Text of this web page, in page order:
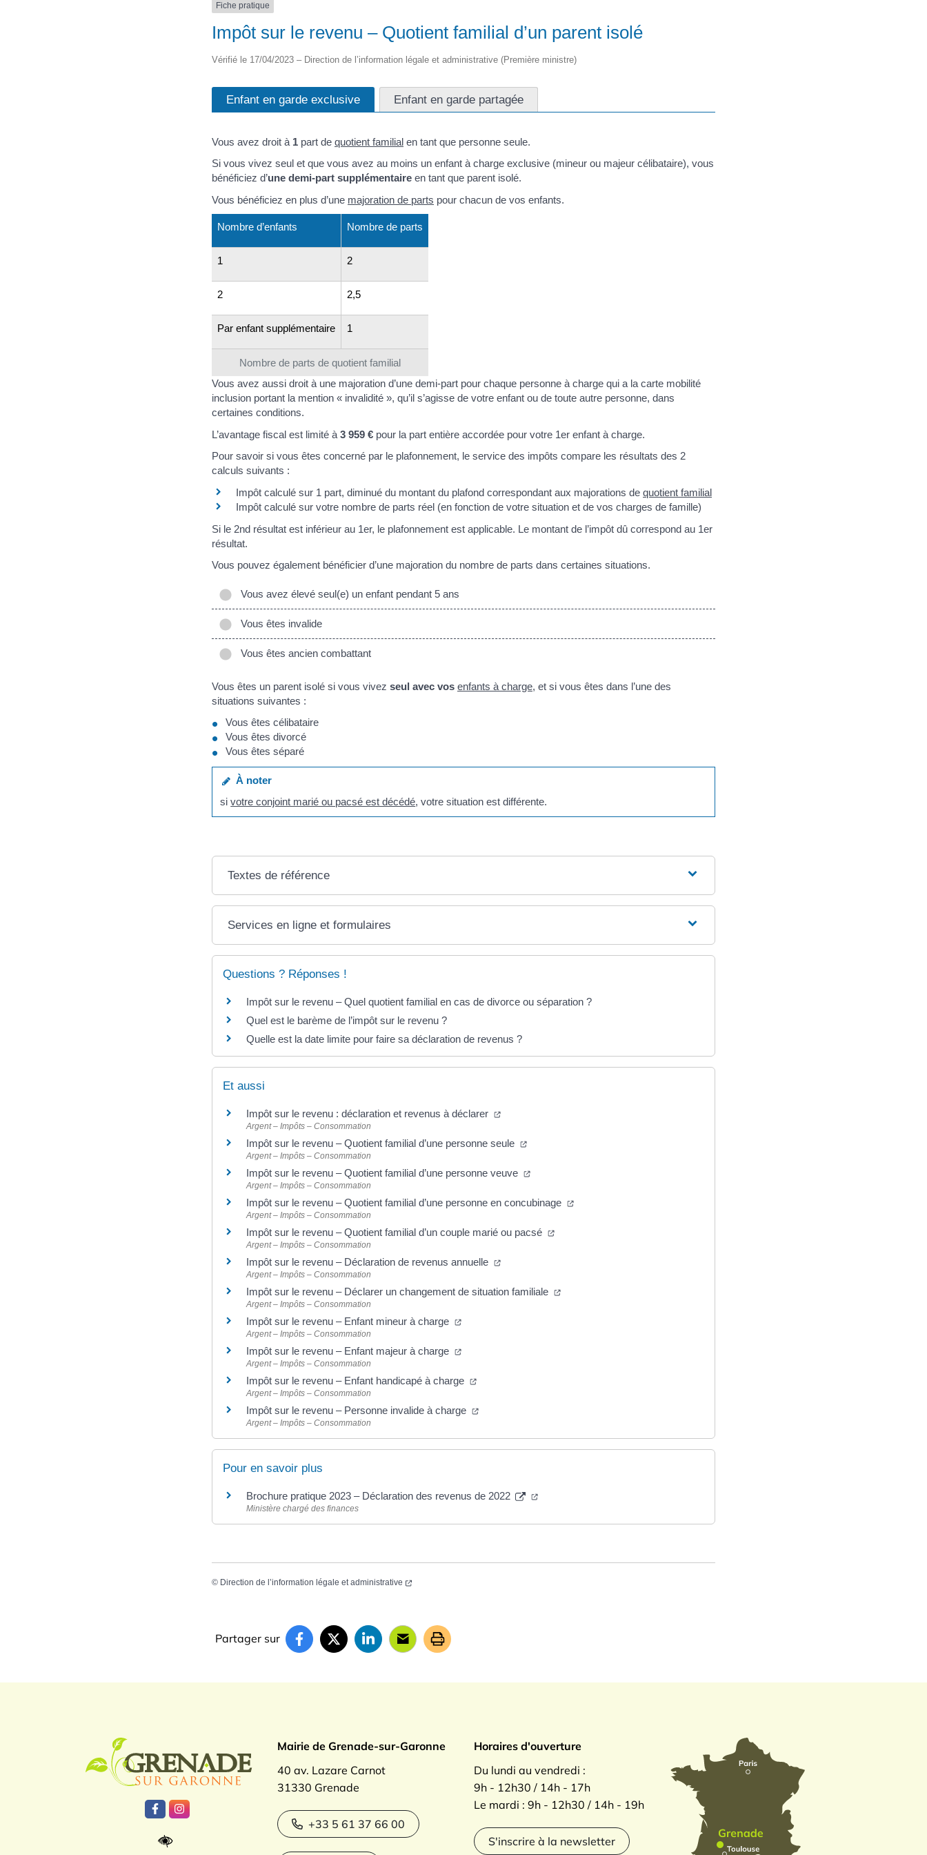
Fiche pratique
Impôt sur le revenu – Quotient familial d’un parent isolé
Vérifié le 17/04/2023 – Direction de l’information légale et administrative (Première ministre)
Enfant en garde exclusive Enfant en garde partagée
Vous avez droit à 1 part de quotient familial en tant que personne seule.
Si vous vivez seul et que vous avez au moins un enfant à charge exclusive (mineur ou majeur célibataire), vous
bénéficiez d’une demi-part supplémentaire en tant que parent isolé.
Vous bénéficiez en plus d’une majoration de parts pour chacun de vos enfants.
Nombre de parts de quotient familial
Nombre d’enfants Nombre de parts
1 2
2 2,5
Par enfant supplémentaire 1
Vous avez aussi droit à une majoration d’une demi-part pour chaque personne à charge qui a la carte mobilité
inclusion portant la mention « invalidité », qu’il s’agisse de votre enfant ou de toute autre personne, dans
certaines conditions.
L’avantage fiscal est limité à 3 959 € pour la part entière accordée pour votre 1er enfant à charge.
Pour savoir si vous êtes concerné par le plafonnement, le service des impôts compare les résultats des 2
calculs suivants :
Impôt calculé sur 1 part, diminué du montant du plafond correspondant aux majorations de quotient familial
Impôt calculé sur votre nombre de parts réel (en fonction de votre situation et de vos charges de famille)
Si le 2nd résultat est inférieur au 1er, le plafonnement est applicable. Le montant de l’impôt dû correspond au 1er
résultat.
Vous pouvez également bénéficier d’une majoration du nombre de parts dans certaines situations.
Vous avez élevé seul(e) un enfant pendant 5 ans
Vous êtes invalide
Vous êtes ancien combattant
Vous êtes un parent isolé si vous vivez seul avec vos enfants à charge, et si vous êtes dans l’une des
situations suivantes :
Vous êtes célibataire
Vous êtes divorcé
Vous êtes séparé
À noter
sivotre conjoint marié ou pacsé est décédé, votre situation est différente.
Textes de référence
Services en ligne et formulaires
Questions ? Réponses !
Impôt sur le revenu – Quel quotient familial en cas de divorce ou séparation ?
Quel est le barème de l’impôt sur le revenu ?
Quelle est la date limite pour faire sa déclaration de revenus ?
Et aussi
Impôt sur le revenu : déclaration et revenus à déclarer
Argent – Impôts – Consommation
Impôt sur le revenu – Quotient familial d’une personne seule
Argent – Impôts – Consommation
Impôt sur le revenu – Quotient familial d’une personne veuve
Argent – Impôts – Consommation
Impôt sur le revenu – Quotient familial d’une personne en concubinage
Argent – Impôts – Consommation
Impôt sur le revenu – Quotient familial d’un couple marié ou pacsé
Argent – Impôts – Consommation
Impôt sur le revenu – Déclaration de revenus annuelle
Argent – Impôts – Consommation
Impôt sur le revenu – Déclarer un changement de situation familiale
Argent – Impôts – Consommation
Impôt sur le revenu – Enfant mineur à charge
Argent – Impôts – Consommation
Impôt sur le revenu – Enfant majeur à charge
Argent – Impôts – Consommation
Impôt sur le revenu – Enfant handicapé à charge
Argent – Impôts – Consommation
Impôt sur le revenu – Personne invalide à charge
Argent – Impôts – Consommation
Pour en savoir plus
Brochure pratique 2023 – Déclaration des revenus de 2022
Ministère chargé des finances
© Direction de l’information légale et administrative
Partager sur
Logo Grenade sur Garonne
Lien vers le compte Facebook
Lien vers le compte Instagram
Mairie de Grenade-sur-Garonne
40 av. Lazare Carnot
31330 Grenade
+33 5 61 37 66 00
Horaires d'ouverture
Du lundi au vendredi :
9h - 12h30 / 14h - 17h
Le mardi : 9h - 12h30 / 14h - 19h
S'inscrire à la newsletter